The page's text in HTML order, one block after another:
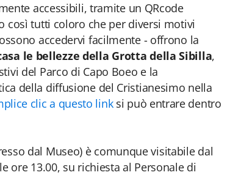
accessibili, tramite un QRcode
così tutti coloro che per diversi motivi
accedervi facilmente - offrono la
le bellezze della Grotta della Sibilla,
del Parco di Capo Boeo e la
della diffusione del Cristianesimo nella
clic a questo link si può entrare dentro
dal Museo) è comunque visitabile dal
ore 13.00, su richiesta al Personale di